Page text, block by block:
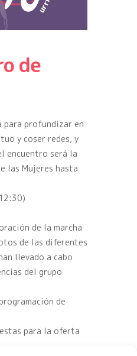
de
para profundizar en
y coser redes, y
encuentro será la
las Mujeres hasta
de la marcha
de las diferentes
llevado a cabo
del grupo
de
para la oferta